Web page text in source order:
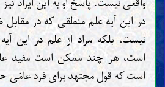
در اين آيه علم منطقى که در
نیست، بلكه مراد از علم در اين
است، هر چند ممكن است مفيد
است كه قول مجتهد برای فرد